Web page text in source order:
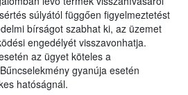
súlyától függően figyelmeztetést
bírságot szabhat ki, az üzemet
engedélyét visszavonhatja.
az ügyet köteles a
gyanúja esetén
hatóságnál.